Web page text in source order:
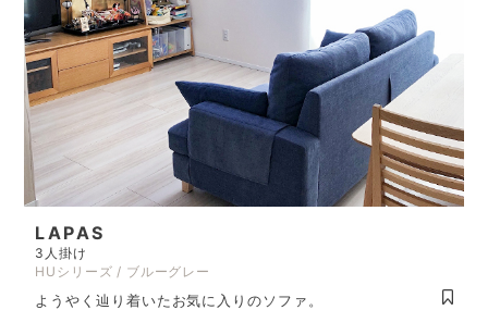
LAPAS
3人掛け
HUシリーズ / ブルーグレー
ようやく辿り着いたお気に入りのソファ。